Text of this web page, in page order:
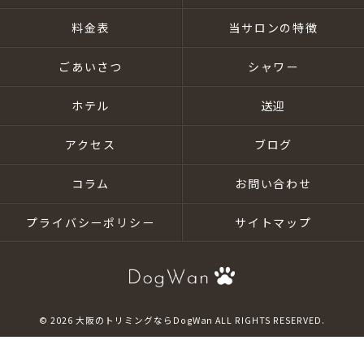
料金表 当サロンの特徴
ごあいさつ シャワー
ホテル 送迎
アクセス ブログ
コラム お問い合わせ
プライバシーポリシー サイトマップ
© 2026 大阪のトリミングならDogWan ALL RIGHTS RESERVED.